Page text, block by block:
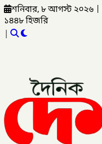
শনিবার, ৮ আগস্ট ২০২৬
১৪৪৮ হিজরি
|